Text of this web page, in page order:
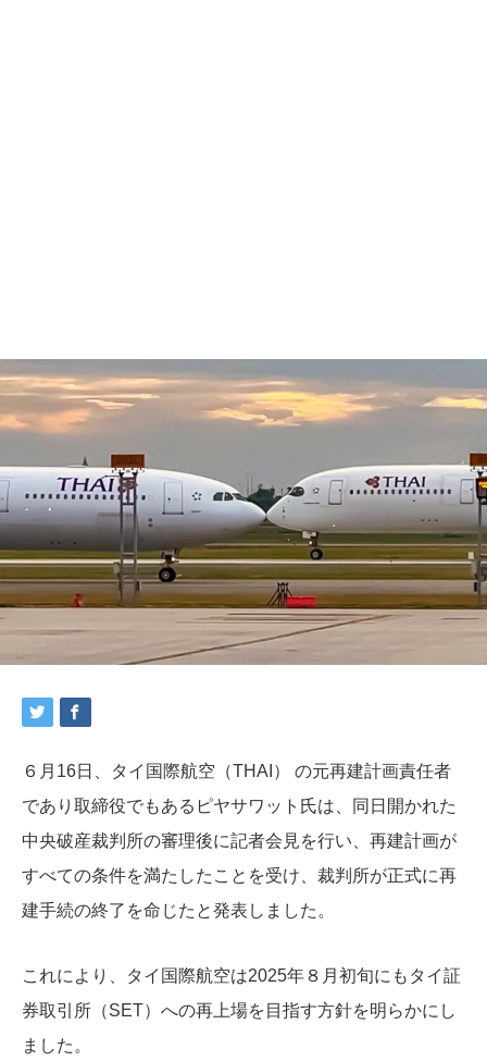
６月16日、タイ国際航空（THAI） の元再建計画責任者
であり取締役でもあるピヤサワット氏は、同日開かれた
中央破産裁判所の審理後に記者会見を行い、再建計画が
すべての条件を満たしたことを受け、裁判所が正式に再
建手続の終了を命じたと発表しました。
これにより、タイ国際航空は2025年８月初旬にもタイ証
券取引所（SET）への再上場を目指す方針を明らかにし
ました。